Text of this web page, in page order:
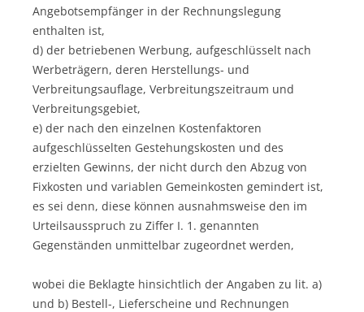
Angebotsempfänger in der Rechnungslegung
enthalten ist,
d) der betriebenen Werbung, aufgeschlüsselt nach
Werbeträgern, deren Herstellungs- und
Verbreitungsauflage, Verbreitungszeitraum und
Verbreitungsgebiet,
e) der nach den einzelnen Kostenfaktoren
aufgeschlüsselten Gestehungskosten und des
erzielten Gewinns, der nicht durch den Abzug von
Fixkosten und variablen Gemeinkosten gemindert ist,
es sei denn, diese können ausnahmsweise den im
Urteilsausspruch zu Ziffer I. 1. genannten
Gegenständen unmittelbar zugeordnet werden,
wobei die Beklagte hinsichtlich der Angaben zu lit. a)
und b) Bestell-, Lieferscheine und Rechnungen